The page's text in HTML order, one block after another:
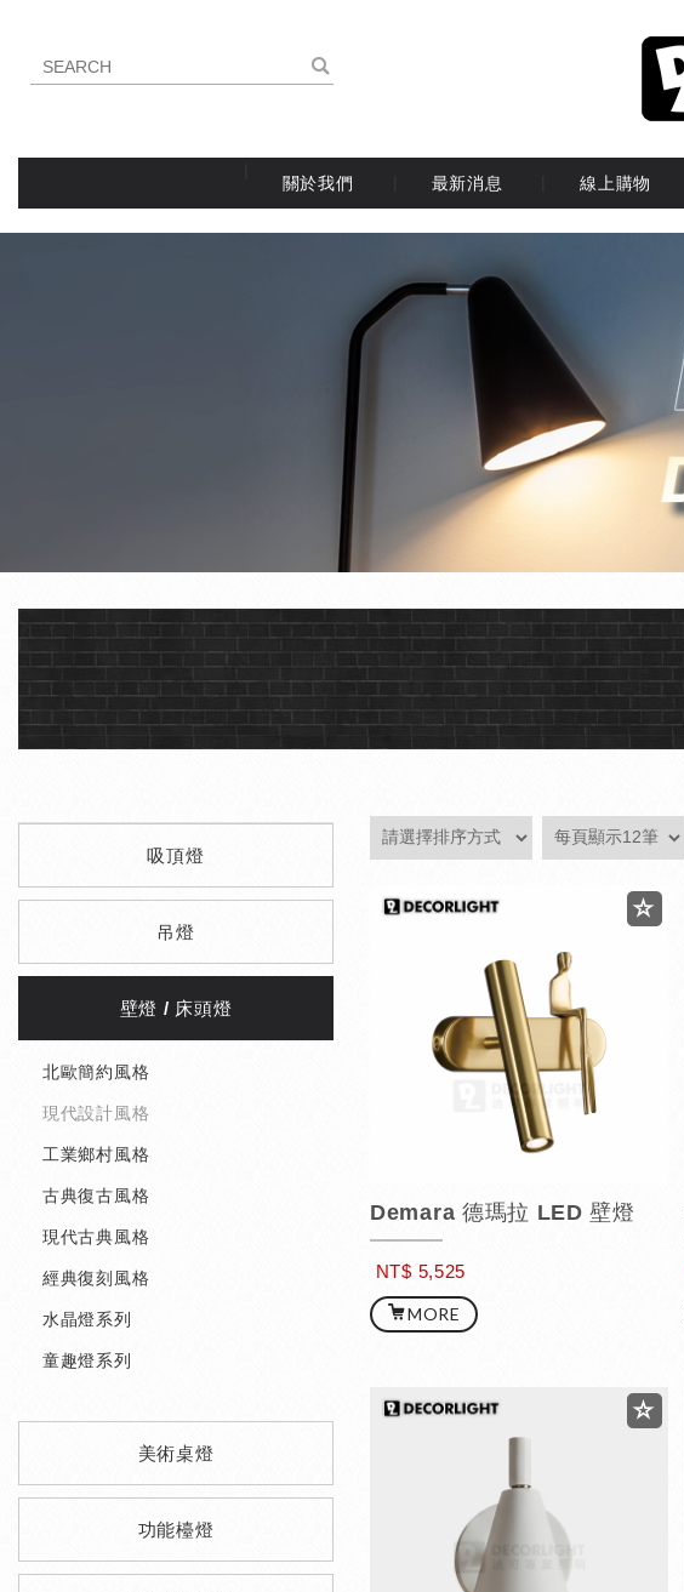
關於我們 最新消息 線上購物
吸頂燈
吊燈
壁燈 / 床頭燈
北歐簡約風格
現代設計風格
工業鄉村風格
古典復古風格
現代古典風格
經典復刻風格
水晶燈系列
童趣燈系列
美術桌燈
功能檯燈
Demara 德瑪拉 LED 壁燈
NT$ 5,525
MORE